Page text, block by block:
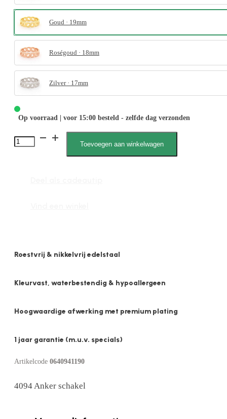
Goud · 19mm
Roségoud · 18mm
Zilver · 17mm
Op voorraad | voor 15:00 besteld - zelfde dag verzonden
4094
Toevoegen aan winkelwagen
Roestvrij & nikkelvrij edelstaal
Kleurvast, waterbestendig & hypoallergeen
Hoogwaardige afwerking met premium plating
1 jaar garantie (m.u.v. specials)
Artikelcode 0640941190
4094 Anker schakel